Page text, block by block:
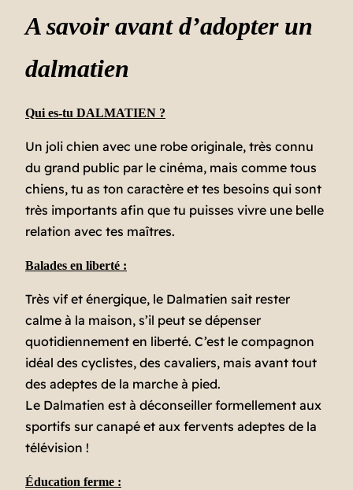
A savoir avant d’adopter un
dalmatien
Qui es-tu DALMATIEN ?
Un joli chien avec une robe originale, très connu
du grand public par le cinéma, mais comme tous
chiens, tu as ton caractère et tes besoins qui sont
très importants afin que tu puisses vivre une belle
relation avec tes maîtres.
Balades en liberté :
Très vif et énergique, le Dalmatien sait rester
calme à la maison, s’il peut se dépenser
quotidiennement en liberté. C’est le compagnon
idéal des cyclistes, des cavaliers, mais avant tout
des adeptes de la marche à pied.
Le Dalmatien est à déconseiller formellement aux
sportifs sur canapé et aux fervents adeptes de la
télévision !
Éducation ferme :